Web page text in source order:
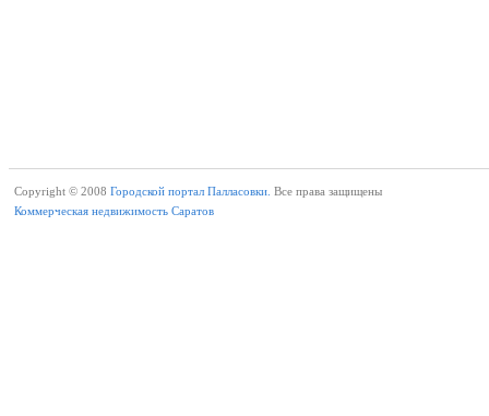
Copyright © 2008 Городской портал Палласовки. Все права защищены
Коммерческая недвижимость Саратов